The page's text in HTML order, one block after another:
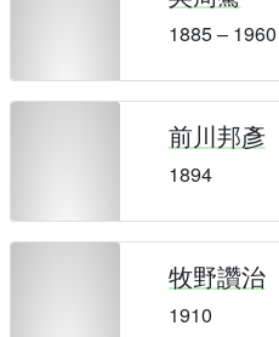
1885 – 1960
前川邦彥
1894
牧野讚治
1910